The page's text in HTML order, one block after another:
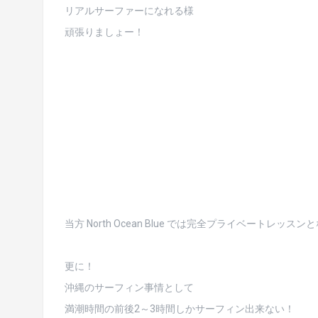
リアルサーファーになれる様
頑張りましょー！
当方 North Ocean Blue では完全プライベートレッスン
更に！
沖縄のサーフィン事情として
満潮時間の前後2～3時間しかサーフィン出来ない！